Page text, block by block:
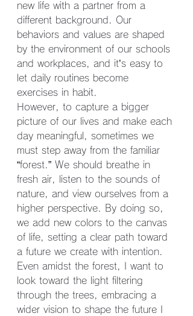
new life with a partner from a
different background. Our
behaviors and values are shaped
by the environment of our schools
and workplaces, and it’s easy to
let daily routines become
exercises in habit.
However, to capture a bigger
picture of our lives and make each
day meaningful, sometimes we
must step away from the familiar
“forest.” We should breathe in
fresh air, listen to the sounds of
nature, and view ourselves from a
higher perspective. By doing so,
we add new colors to the canvas
of life, setting a clear path toward
a future we create with intention.
Even amidst the forest, I want to
look toward the light filtering
through the trees, embracing a
wider vision to shape the future I